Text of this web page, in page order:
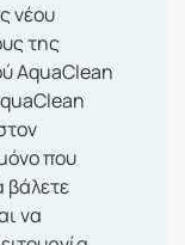
νέου
της
AquaClean
που
βάλετε
να